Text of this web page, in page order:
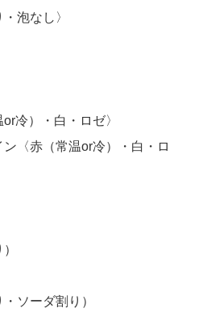
・泡なし〉
or冷）・白・ロゼ〉
〈赤（常温or冷）・白・ロ
）
・ソーダ割り）